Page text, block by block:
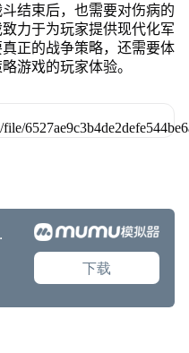
结束后，也需要对伤病的
力于为玩家提供现代化军
正的战争策略，还需要体
游戏的玩家体验。